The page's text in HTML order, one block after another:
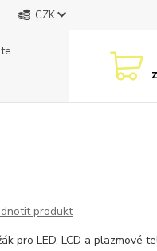
CZK
produkt
pro LED, LCD a plazmové